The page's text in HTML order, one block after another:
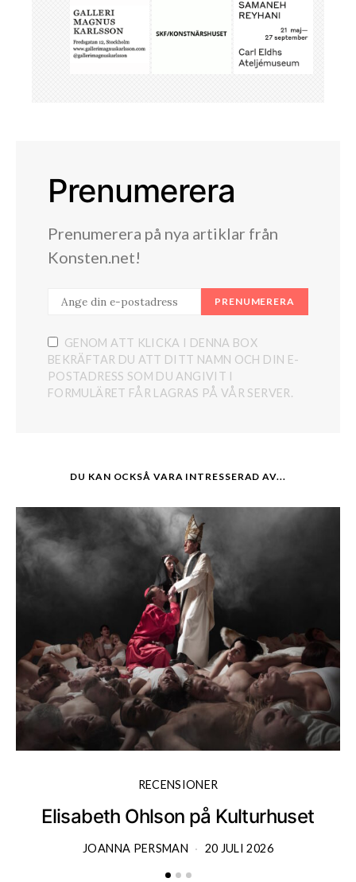
Prenumerera
Prenumerera på nya artiklar från
Konsten.net!
PRENUMERERA
GENOM ATT KLICKA I DENNA BOX
BEKRÄFTAR DU ATT DITT NAMN OCH DIN E-
POSTADRESS SOM DU ANGIVIT I
FORMULÄRET FÅR LAGRAS PÅ VÅR SERVER.
DU KAN OCKSÅ VARA INTRESSERAD AV...
RECENSIONER
Elisabeth Ohlson på Kulturhuset
JOANNA PERSMAN 20 JULI 2026